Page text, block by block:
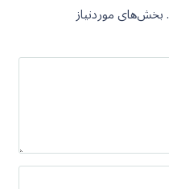
بخش‌های موردنیاز